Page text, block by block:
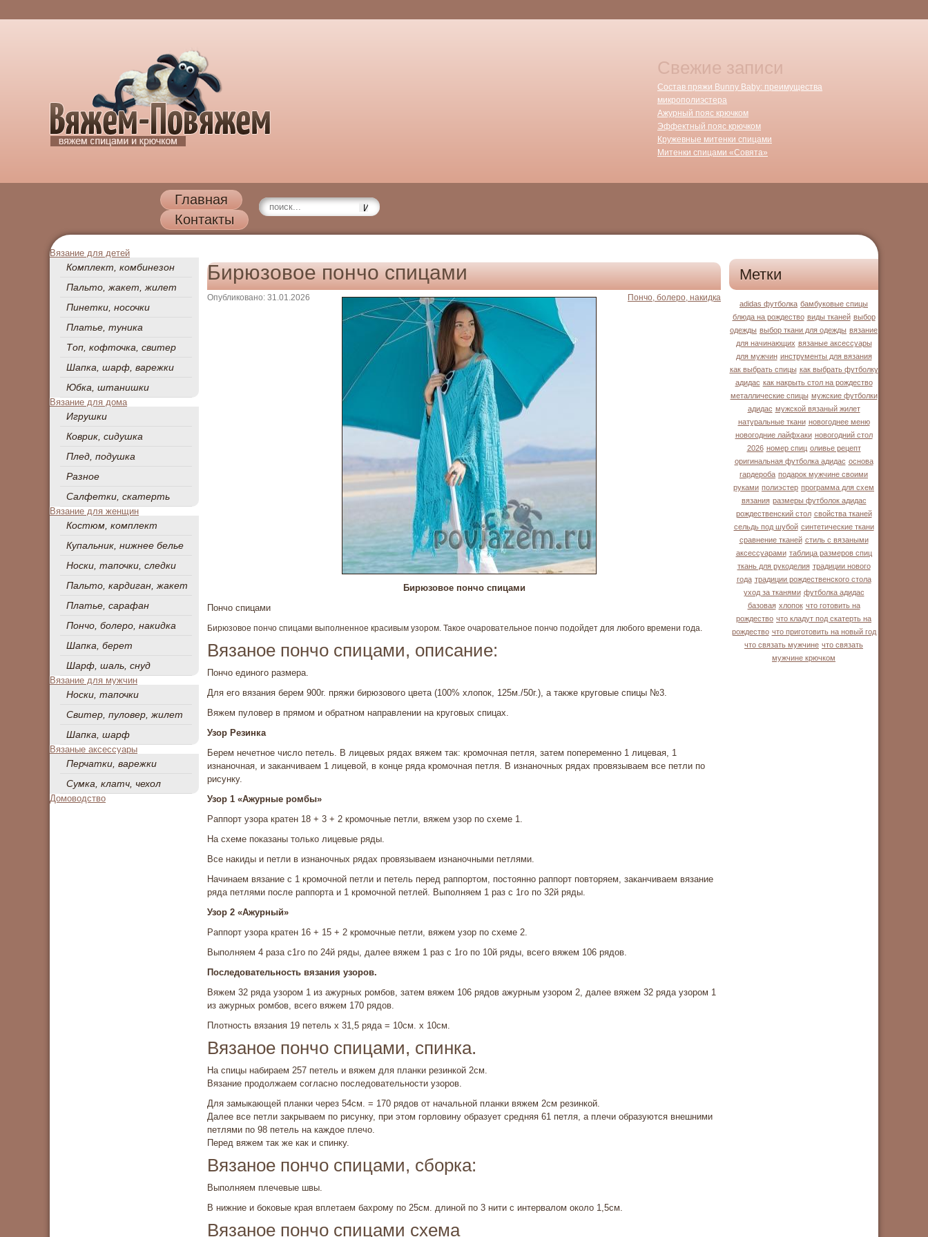
Свежие записи
Состав пряжи Bunny Baby: преимущества
микрополиэстера
Ажурный пояс крючком
Эффектный пояс крючком
Кружевные митенки спицами
Митенки спицами «Совята»
Главная
Контакты
Вязание для детей
Комплект, комбинезон
Пальто, жакет, жилет
Пинетки, носочки
Платье, туника
Топ, кофточка, свитер
Шапка, шарф, варежки
Юбка, штанишки
Вязание для дома
Игрушки
Коврик, сидушка
Плед, подушка
Разное
Салфетки, скатерть
Вязание для женщин
Костюм, комплект
Купальник, нижнее белье
Носки, тапочки, следки
Пальто, кардиган, жакет
Платье, сарафан
Пончо, болеро, накидка
Шапка, берет
Шарф, шаль, снуд
Вязание для мужчин
Носки, тапочки
Свитер, пуловер, жилет
Шапка, шарф
Вязаные аксессуары
Перчатки, варежки
Сумка, клатч, чехол
Домоводство
Бирюзовое пончо спицами
Опубликовано: 31.01.2026 Пончо, болеро, накидка
Бирюзовое пончо спицами
Пончо спицами
Бирюзовое пончо спицами выполненное красивым узором. Такое очаровательное пончо подойдет для любого времени года.
Вязаное пончо спицами, описание:
Пончо единого размера.
Для его вязания берем 900г. пряжи бирюзового цвета (100% хлопок, 125м./50г.), а также круговые спицы №3.
Вяжем пуловер в прямом и обратном направлении на круговых спицах.
Узор Резинка
Берем нечетное число петель. В лицевых рядах вяжем так: кромочная петля, затем попеременно 1 лицевая, 1
изнаночная, и заканчиваем 1 лицевой, в конце ряда кромочная петля. В изнаночных рядах провязываем все петли по
рисунку.
Узор 1 «Ажурные ромбы»
Раппорт узора кратен 18 + 3 + 2 кромочные петли, вяжем узор по схеме 1.
На схеме показаны только лицевые ряды.
Все накиды и петли в изнаночных рядах провязываем изнаночными петлями.
Начинаем вязание с 1 кромочной петли и петель перед раппортом, постоянно раппорт повторяем, заканчиваем вязание
ряда петлями после раппорта и 1 кромочной петлей. Выполняем 1 раз с 1го по 32й ряды.
Узор 2 «Ажурный»
Раппорт узора кратен 16 + 15 + 2 кромочные петли, вяжем узор по схеме 2.
Выполняем 4 раза с1го по 24й ряды, далее вяжем 1 раз с 1го по 10й ряды, всего вяжем 106 рядов.
Последовательность вязания узоров.
Вяжем 32 ряда узором 1 из ажурных ромбов, затем вяжем 106 рядов ажурным узором 2, далее вяжем 32 ряда узором 1
из ажурных ромбов, всего вяжем 170 рядов.
Плотность вязания 19 петель х 31,5 ряда = 10см. x 10см.
Вязаное пончо спицами, спинка.
На спицы набираем 257 петель и вяжем для планки резинкой 2см.
Вязание продолжаем согласно последовательности узоров.
Для замыкающей планки через 54см. = 170 рядов от начальной планки вяжем 2см резинкой.
Далее все петли закрываем по рисунку, при этом горловину образует средняя 61 петля, а плечи образуются внешними
петлями по 98 петель на каждое плечо.
Перед вяжем так же как и спинку.
Вязаное пончо спицами, сборка:
Выполняем плечевые швы.
В нижние и боковые края вплетаем бахрому по 25см. длиной по 3 нити с интервалом около 1,5см.
Вязаное пончо спицами схема
Метки
adidas футболка бамбуковые спицы
блюда на рождество виды тканей выбор
одежды выбор ткани для одежды вязание
для начинающих вязаные аксессуары
для мужчин инструменты для вязания
как выбрать спицы как выбрать футболку
адидас как накрыть стол на рождество
металлические спицы мужские футболки
адидас мужской вязаный жилет
натуральные ткани новогоднее меню
новогодние лайфхаки новогодний стол
2026 номер спиц оливье рецепт
оригинальная футболка адидас основа
гардероба подарок мужчине своими
руками полиэстер программа для схем
вязания размеры футболок адидас
рождественский стол свойства тканей
сельдь под шубой синтетические ткани
сравнение тканей стиль с вязаными
аксессуарами таблица размеров спиц
ткань для рукоделия традиции нового
года традиции рождественского стола
уход за тканями футболка адидас
базовая хлопок что готовить на
рождество что кладут под скатерть на
рождество что приготовить на новый год
что связать мужчине что связать
мужчине крючком